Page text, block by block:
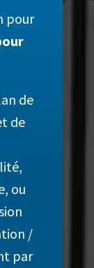
pour
de
de
ou
/
par